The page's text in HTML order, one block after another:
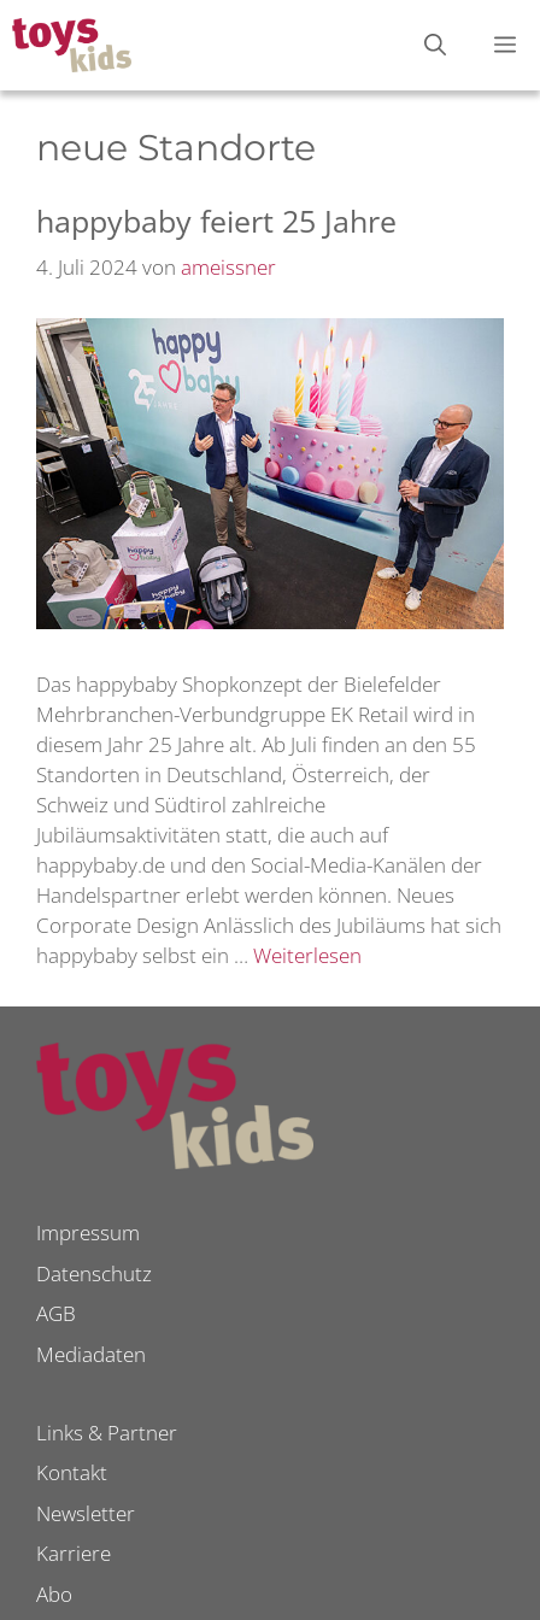
Zum
Inhalt
springen
neue Standorte
happybaby feiert 25 Jahre
4. Juli 2024von ameissner
Das happybaby Shopkonzept der Bielefelder
Mehrbranchen-Verbundgruppe EK Retail wird in
diesem Jahr 25 Jahre alt. Ab Juli finden an den 55
Standorten in Deutschland, Österreich, der
Schweiz und Südtirol zahlreiche
Jubiläumsaktivitäten statt, die auch auf
happybaby.de und den Social-Media-Kanälen der
Handelspartner erlebt werden können. Neues
Corporate Design Anlässlich des Jubiläums hat sich
happybaby selbst ein … Weiterlesen
Impressum
Datenschutz
AGB
Mediadaten
Links & Partner
Kontakt
Newsletter
Karriere
Abo